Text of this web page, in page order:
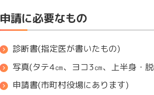
申請に必要なもの
診断書(指定医が書いたもの)
写真(タテ4㎝、ヨコ3㎝、上半身・
申請書(市町村役場にあります)